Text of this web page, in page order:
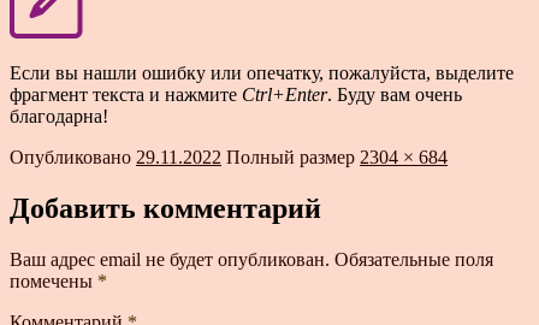
Если вы нашли ошибку или опечатку, пожалуйста, выделите
фрагмент текста и нажмите Ctrl+Enter. Буду вам очень
благодарна!
Опубликовано 29.11.2022 Полный размер 2304 × 684
Добавить комментарий
Ваш адрес email не будет опубликован. Обязательные поля
помечены *